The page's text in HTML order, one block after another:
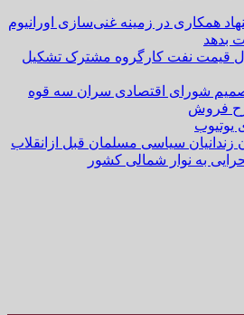
همکاری در زمینه غنی‌سازی اورانیوم
بدهد
قیمت نفت کارگروه مشترک تشکیل
شورای اقتصادی سران سه قوه
فروش
یوتیوب
زندانیان سیاسی مسلمان قبل ازانقلاب
به نوار شمالی کشور